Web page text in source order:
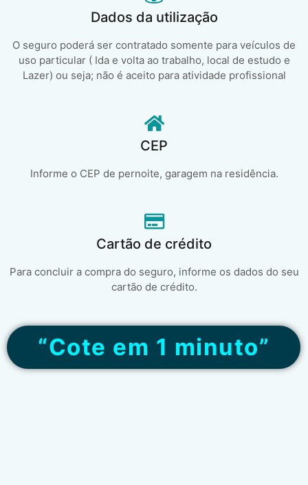
Dados da utilização
O seguro poderá ser contratado somente para veículos de
uso particular ( Ida e volta ao trabalho, local de estudo e
Lazer) ou seja; não é aceito para atividade profissional
CEP
Informe o CEP de pernoite, garagem na residência.
Cartão de crédito
Para concluir a compra do seguro, informe os dados do seu
cartão de crédito.
“Cote em 1 minuto”